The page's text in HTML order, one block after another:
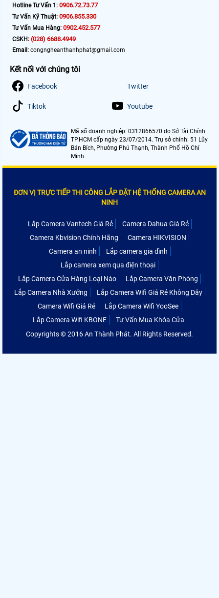
Hotline Tư Vấn 1: 0906.72.73.77
Tư Vấn Kỹ Thuật: 0906.855.330
Tư Vấn Mua Hàng: 0902.452.577
CSKH: (028) 6688.4949
Email: congngheanthanhphat@gmail.com
Kết nối với chúng tôi
Facebook Twitter
Tiktok Youtube
Mã số doanh nghiệp: 0312866570 do Sở Tài Chính
TP.HCM cấp ngày 23/07/2014. Trụ sở chính: 51 Lũy
Bán Bích, Phường Phú Thạnh, Thành Phố Hồ Chí
Minh
ĐƠN VỊ TRỰC TIẾP THI CÔNG LẮP ĐẶT HỆ THỐNG CAMERA AN
NINH
Lắp Camera Vantech Giá Rẻ
Camera Dahua Giá Rẻ
Camera Kbvision Chính Hãng
Camera HIKVISION
Camera an ninh
Lắp camera gia đình
Lắp camera xem qua điện thoại
Lắp Camera Cửa Hàng Loại Nào
Lắp Camera Văn Phòng
Lắp Camera Nhà Xưởng
Lắp Camera Wifi Giá Rẻ Không Dây
Camera Wifi Giá Rẻ
Lắp Camera Wifi YooSee
Lắp Camera Wifi KBONE
Tư Vấn Mua Khóa Cửa
Copyrights © 2016 An Thành Phát. All Rights Reserved.